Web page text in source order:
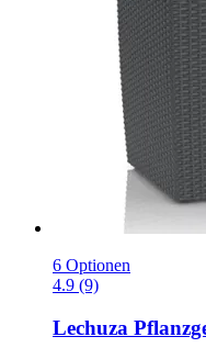
6 Optionen
4.9 (9)
Lechuza